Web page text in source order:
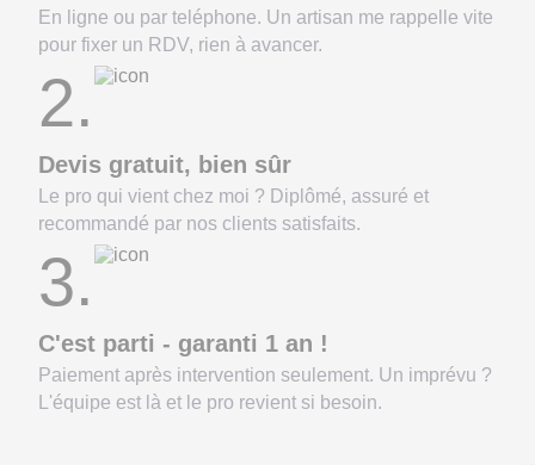
En ligne ou par teléphone. Un artisan me rappelle vite
pour fixer un RDV, rien à avancer.
2.
Devis gratuit, bien sûr
Le pro qui vient chez moi ? Diplômé, assuré et
recommandé par nos clients satisfaits.
3.
C'est parti - garanti 1 an !
Paiement après intervention seulement. Un imprévu ?
L'équipe est là et le pro revient si besoin.